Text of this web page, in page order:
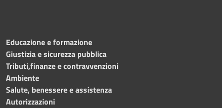
Educazione e formazione
Giustizia e sicurezza pubblica
Tributi,finanze e contravvenzioni
Ambiente
Salute, benessere e assistenza
Autorizzazioni